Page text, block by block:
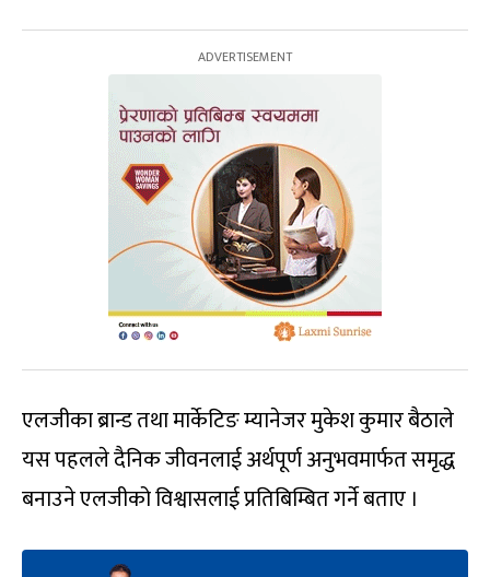
एलजीका ब्रान्ड तथा मार्केटिङ म्यानेजर मुकेश कुमार बैठाले
यस पहलले दैनिक जीवनलाई अर्थपूर्ण अनुभवमार्फत समृद्ध
बनाउने एलजीको विश्वासलाई प्रतिबिम्बित गर्ने बताए ।